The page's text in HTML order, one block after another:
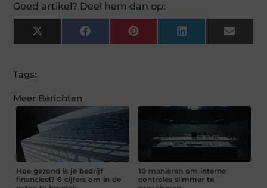
Goed artikel? Deel hem dan op:
X
(Twitter)
FacebookPinterest LinkedIn Email
Tags:
Meer Berichten
Hoe gezond is je bedrijf
financieel? 6 cijfers om in de
10 manieren om interne
controles slimmer te